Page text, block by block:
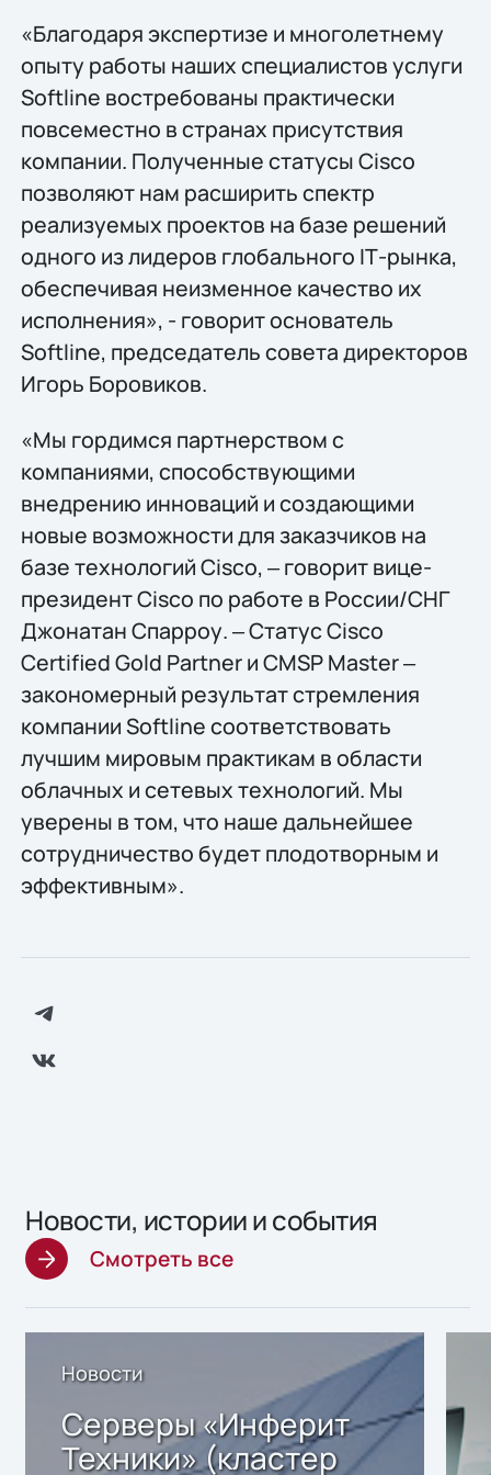
«Благодаря экспертизе и многолетнему
опыту работы наших специалистов услуги
Softline востребованы практически
повсеместно в странах присутствия
компании. Полученные статусы Сisco
позволяют нам расширить спектр
реализуемых проектов на базе решений
одного из лидеров глобального IТ-рынка,
обеспечивая неизменное качество их
исполнения», - говорит основатель
Softline, председатель совета директоров
Игорь Боровиков.
«Мы гордимся партнерством с
компаниями, способствующими
внедрению инноваций и создающими
новые возможности для заказчиков на
базе технологий Cisco, ‒ говорит вице-
президент Cisco по работе в России/СНГ
Джонатан Спарроу. ‒ Cтатус Cisco
Certified Gold Partner и CMSP Master ‒
закономерный результат стремления
компании Softline соответствовать
лучшим мировым практикам в области
облачных и сетевых технологий. Мы
уверены в том, что наше дальнейшее
сотрудничество будет плодотворным и
эффективным».
Новости, истории и события
Смотреть все
Новости
Серверы «Инферит
Техники» (кластер